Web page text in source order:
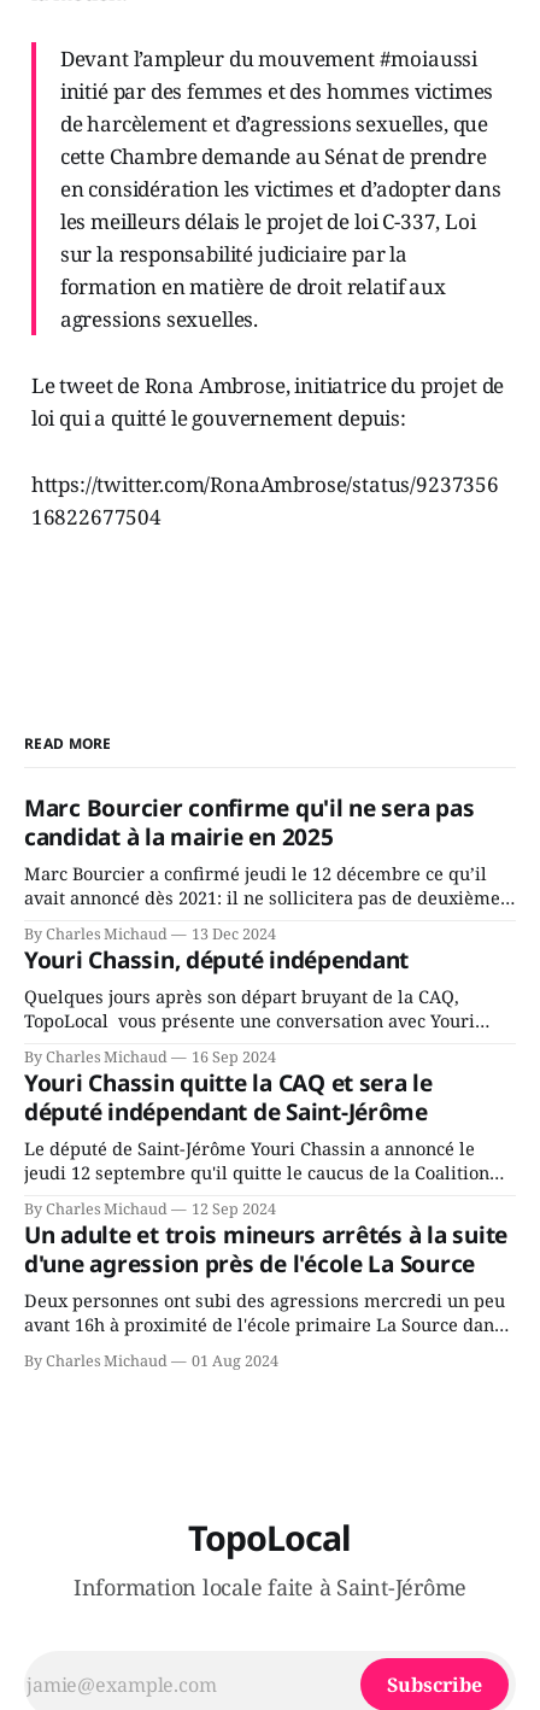
Devant l’ampleur du mouvement #moiaussi
initié par des femmes et des hommes victimes
de harcèlement et d’agressions sexuelles, que
cette Chambre demande au Sénat de prendre
en considération les victimes et d’adopter dans
les meilleurs délais le projet de loi C-337, Loi
sur la responsabilité judiciaire par la
formation en matière de droit relatif aux
agressions sexuelles.
Le tweet de Rona Ambrose, initiatrice du projet de
loi qui a quitté le gouvernement depuis:
https://twitter.com/RonaAmbrose/status/9237356
16822677504
READ MORE
Marc Bourcier confirme qu'il ne sera pas
candidat à la mairie en 2025
Marc Bourcier a confirmé jeudi le 12 décembre ce qu’il
avait annoncé dès 2021: il ne sollicitera pas de deuxième
fait l’annonce en s’adressant aux employés de la ville,
rassemblés en soirée pour leur traditionnel souper
By Charles Michaud 13 Dec 2024
Youri Chassin, député indépendant
Quelques jours après son départ bruyant de la CAQ,
TopoLocal vous présente une conversation avec Youri
depuis longtemps? Sera-t-il candidat indépendant dans 2
ans? Joindrait-il un autre parti, par exemple les
conservateurs d’Éric Duhaime? Que lui
By Charles Michaud 16 Sep 2024
Youri Chassin quitte la CAQ et sera le
député indépendant de Saint-Jérôme
Le député de Saint-Jérôme Youri Chassin a annoncé le
jeudi 12 septembre qu'il quitte le caucus de la Coalition
gouvernement de la CAQ, surtout de son incapacité, qu'il
juge chronique, à offrir des
By Charles Michaud 12 Sep 2024
Un adulte et trois mineurs arrêtés à la suite
d'une agression près de l'école La Source
Deux personnes ont subi des agressions mercredi un peu
avant 16h à proximité de l'école primaire La Source dans
victimes aurait été écrasée sous un véhicule et aspergée
By Charles Michaud 01 Aug 2024
TopoLocal
Information locale faite à Saint-Jérôme
Subscribe